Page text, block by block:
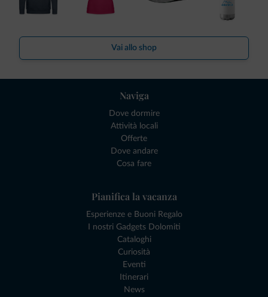
Vai allo shop
Naviga
Dove dormire
Attività locali
Offerte
Dove andare
Cosa fare
Pianifica la vacanza
Esperienze e Buoni Regalo
I nostri Gadgets Dolomiti
Cataloghi
Curiosità
Eventi
Itinerari
News